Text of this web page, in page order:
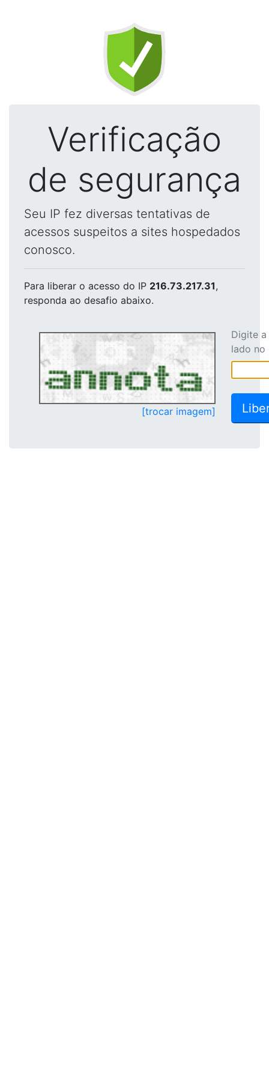
Verificação
de segurança
Seu IP fez diversas tentativas de
acessos suspeitos a sites hospedados
conosco.
Para liberar o acesso do IP 216.73.217.31,
responda ao desafio abaixo.
[trocar imagem]
Digite
lado no